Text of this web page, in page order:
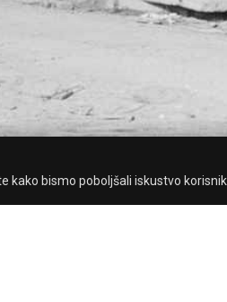
kako bismo poboljšali iskustvo